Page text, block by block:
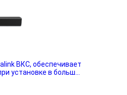
ВКС, обеспечивает
установке в больш...